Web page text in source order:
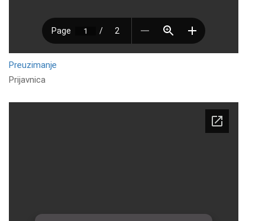
Preuzimanje
Prijavnica